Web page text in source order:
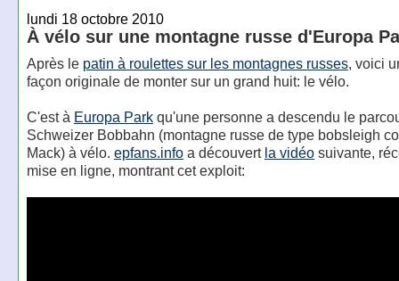
lundi 18 octobre 2010
À vélo sur une montagne russe d'Europa
Après le patin à roulettes sur les montagnes russes, voici
façon originale de monter sur un grand huit: le vélo.
C'est à Europa Parkqu'une personne a descendu le
Schweizer Bobbahn (montagne russe de type bobsleigh
Mack) à vélo. epfans.infoa découvert la vidéosuivante,
mise en ligne, montrant cet exploit: